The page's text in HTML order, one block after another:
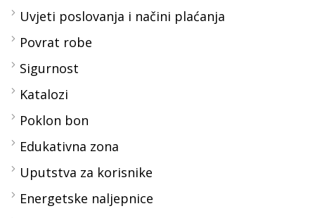
Uvjeti poslovanja i načini plaćanja
Povrat robe
Sigurnost
Katalozi
Poklon bon
Edukativna zona
Uputstva za korisnike
Energetske naljepnice